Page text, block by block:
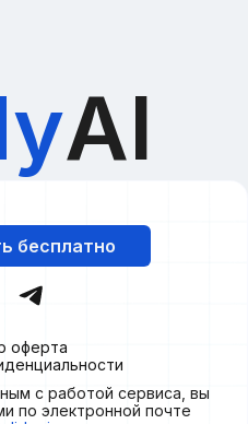
AI
бесплатно
оферта
с работой сервиса, вы
по электронной почте